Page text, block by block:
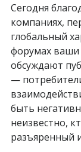
Сегодня
компаниях,
глобальный
форумах ваши
обсуждают
—
быть
неизвестно,
разъяренный